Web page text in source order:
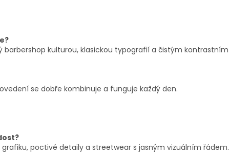
barbershop kulturou, klasickou typografií a čistým kontrastním
se dobře kombinuje a funguje každý den.
poctivé detaily a streetwear s jasným vizuálním řádem.